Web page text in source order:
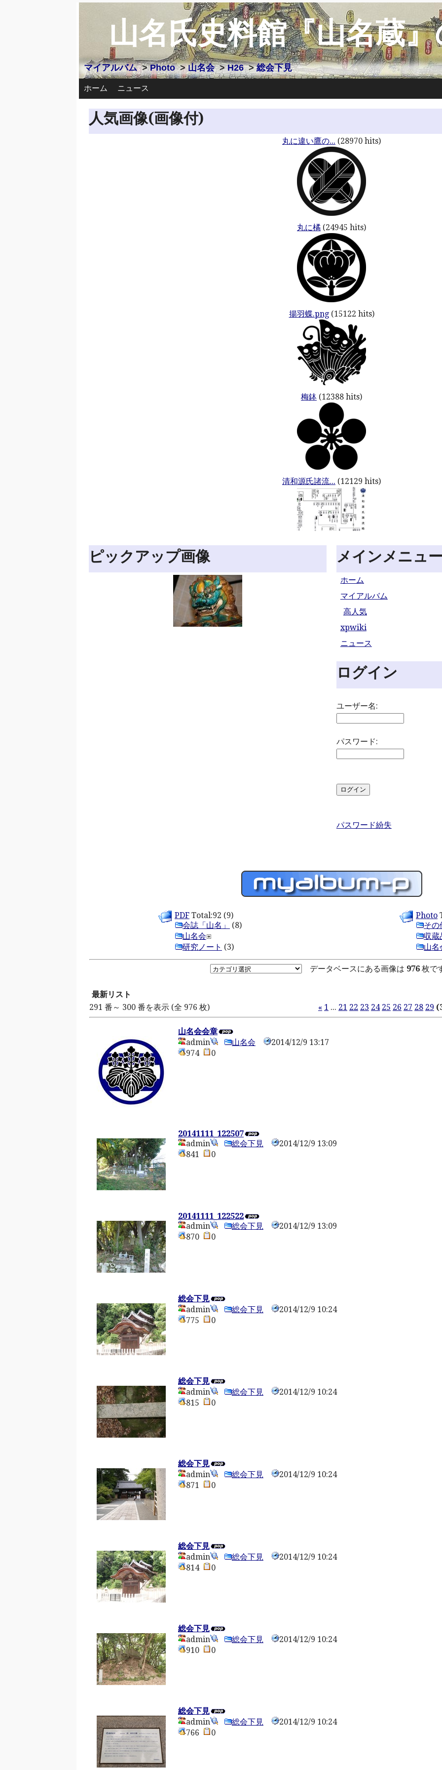
山名氏史料館『山名蔵
マイアルバム>Photo>山名会>H26>総会下見
ホーム ニュース
人気画像(画像付)
丸に違い鷹の... (28970 hits)
丸に橘 (24945 hits)
揚羽蝶.png(15122 hits)
梅鉢 (12388 hits)
清和源氏諸流... (12129 hits)
ピックアップ画像 メインメニュ
ホーム
マイアルバム
高人気
xpwiki
ニュース
ログイン
ユーザー名:
パスワード:
パスワード紛失
PDF Total:92 (9)
会誌「山名」
(8)
山名会
研究ノート (3)
Photo
その
収蔵
山名
データベースにある画像は 976枚
最新リスト
291 番～ 300 番を表示 (全 976 枚)
« 1 ... 21 22 23 24 25 26 27 28 29
山名会会章
admin
山名会
2014/12/9 13:17
974
0
20141111_122507
admin
総会下見
2014/12/9 13:09
841
0
20141111_122522
admin
総会下見
2014/12/9 13:09
870
0
総会下見
admin
総会下見
2014/12/9 10:24
775
0
総会下見
admin
総会下見
2014/12/9 10:24
815
0
総会下見
admin
総会下見
2014/12/9 10:24
871
0
総会下見
admin
総会下見
2014/12/9 10:24
814
0
総会下見
admin
総会下見
2014/12/9 10:24
910
0
総会下見
admin
総会下見
2014/12/9 10:24
766
0